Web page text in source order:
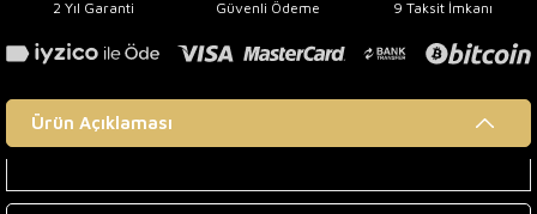
2 Yıl Garanti Güvenli Ödeme 9 Taksit İmkanı
Ürün Açıklaması